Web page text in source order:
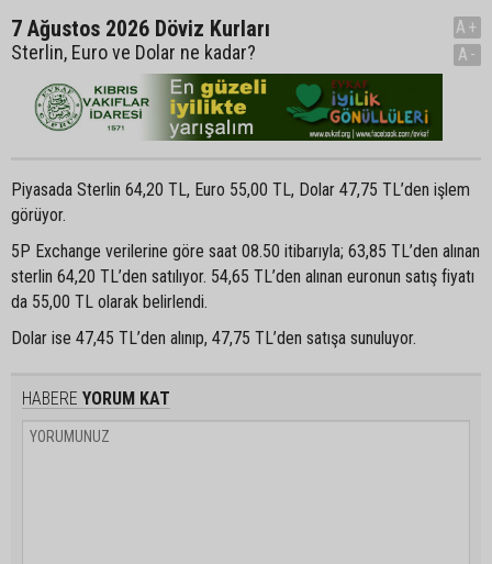
7 Ağustos 2026 Döviz Kurları
Sterlin, Euro ve Dolar ne kadar?
A+
A-
Piyasada Sterlin 64,20 TL, Euro 55,00 TL, Dolar 47,75 TL’den işlem
görüyor.
5P Exchange verilerine göre saat 08.50 itibarıyla; 63,85 TL’den alınan
sterlin 64,20 TL’den satılıyor. 54,65 TL’den alınan euronun satış fiyatı
da 55,00 TL olarak belirlendi.
Dolar ise 47,45 TL’den alınıp, 47,75 TL’den satışa sunuluyor.
HABERE YORUM KAT